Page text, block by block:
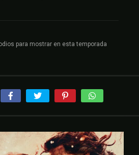
para mostrar en esta temporada